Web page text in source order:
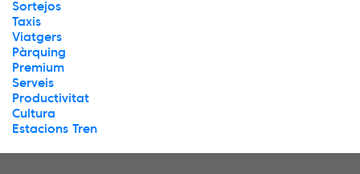
Sortejos
Taxis
Viatgers
Pàrquing
Premium
Serveis
Productivitat
Cultura
Estacions Tren